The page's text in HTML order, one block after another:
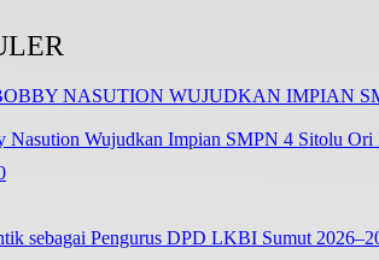
Nasution Wujudkan Impian SMPN 4 Sitolu
sebagai Pengurus DPD LKBI Sumut